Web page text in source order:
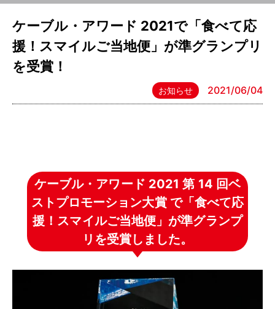
ケーブル・アワード 2021で「食べて応
援！スマイルご当地便」が準グランプリ
を受賞！
お知らせ 2021/06/04
ケーブル・アワード 2021 第 14 回ベ
ストプロモーション大賞 で「食べて応
援！スマイルご当地便」が準グランプ
リを受賞しました。